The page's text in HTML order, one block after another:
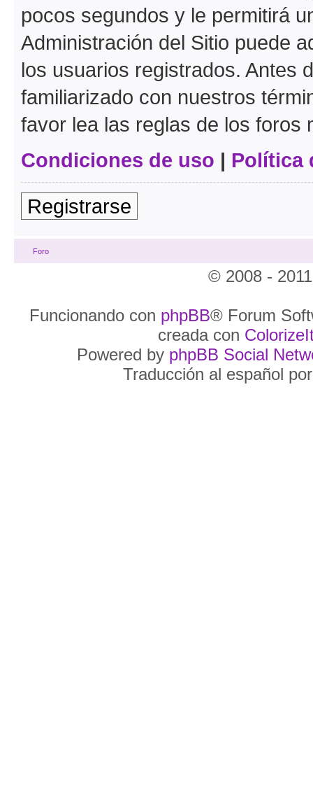
pocos segundos y le permitirá
Administración del Sitio puede
los usuarios registrados. Antes
familiarizado con nuestros
favor lea las reglas de los foros
Condiciones de uso | Política
Registrarse
Foro
© 2008 -
Funcionando con phpBB® Forum
creada con
Powered by phpBB Social
Traducción al español